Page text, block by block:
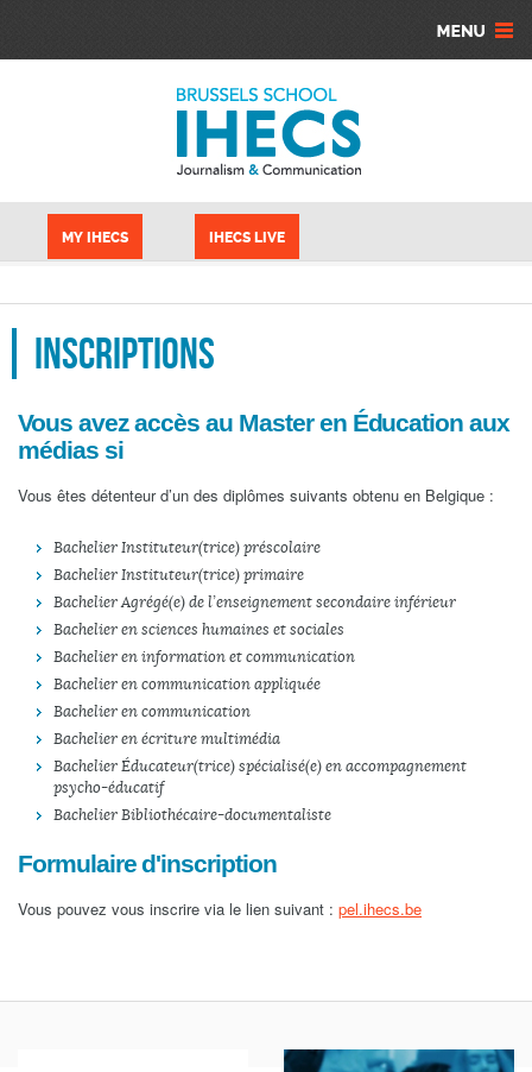
MY IHECS IHECS LIVE
Inscriptions
Vous avez accès au Master en Éducation aux
médias si
Vous êtes détenteur d’un des diplômes suivants obtenu en Belgique :
Bachelier Instituteur(trice) préscolaire
Bachelier Instituteur(trice) primaire
Bachelier Agrégé(e) de l’enseignement secondaire inférieur
Bachelier en sciences humaines et sociales
Bachelier en information et communication
Bachelier en communication appliquée
Bachelier en communication
Bachelier en écriture multimédia
Bachelier Éducateur(trice) spécialisé(e) en accompagnement
psycho-éducatif
Bachelier Bibliothécaire-documentaliste
Formulaire d'inscription
Vous pouvez vous inscrire via le lien suivant : pel.ihecs.be